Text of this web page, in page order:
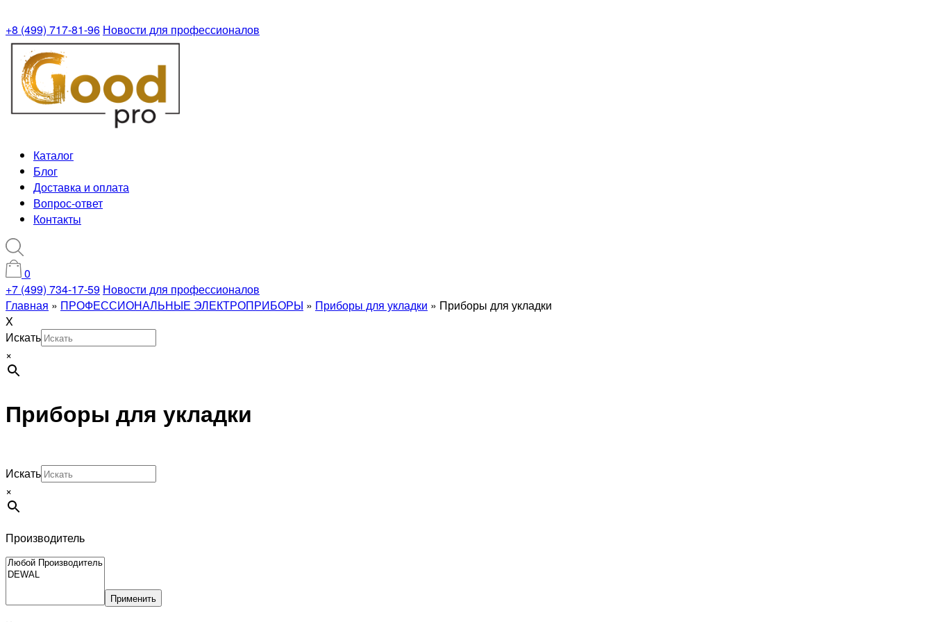
+8 (499) 717-81-96 Новости для профессионалов
Каталог
Блог
Доставка и оплата
Вопрос-ответ
Контакты
0
+7 (499) 734-17-59 Новости для профессионалов
Главная » ПРОФЕССИОНАЛЬНЫЕ ЭЛЕКТРОПРИБОРЫ » Приборы для укладки » Приборы для укладки
X
Искать
×
Приборы для укладки
Искать
×
Производитель
Применить